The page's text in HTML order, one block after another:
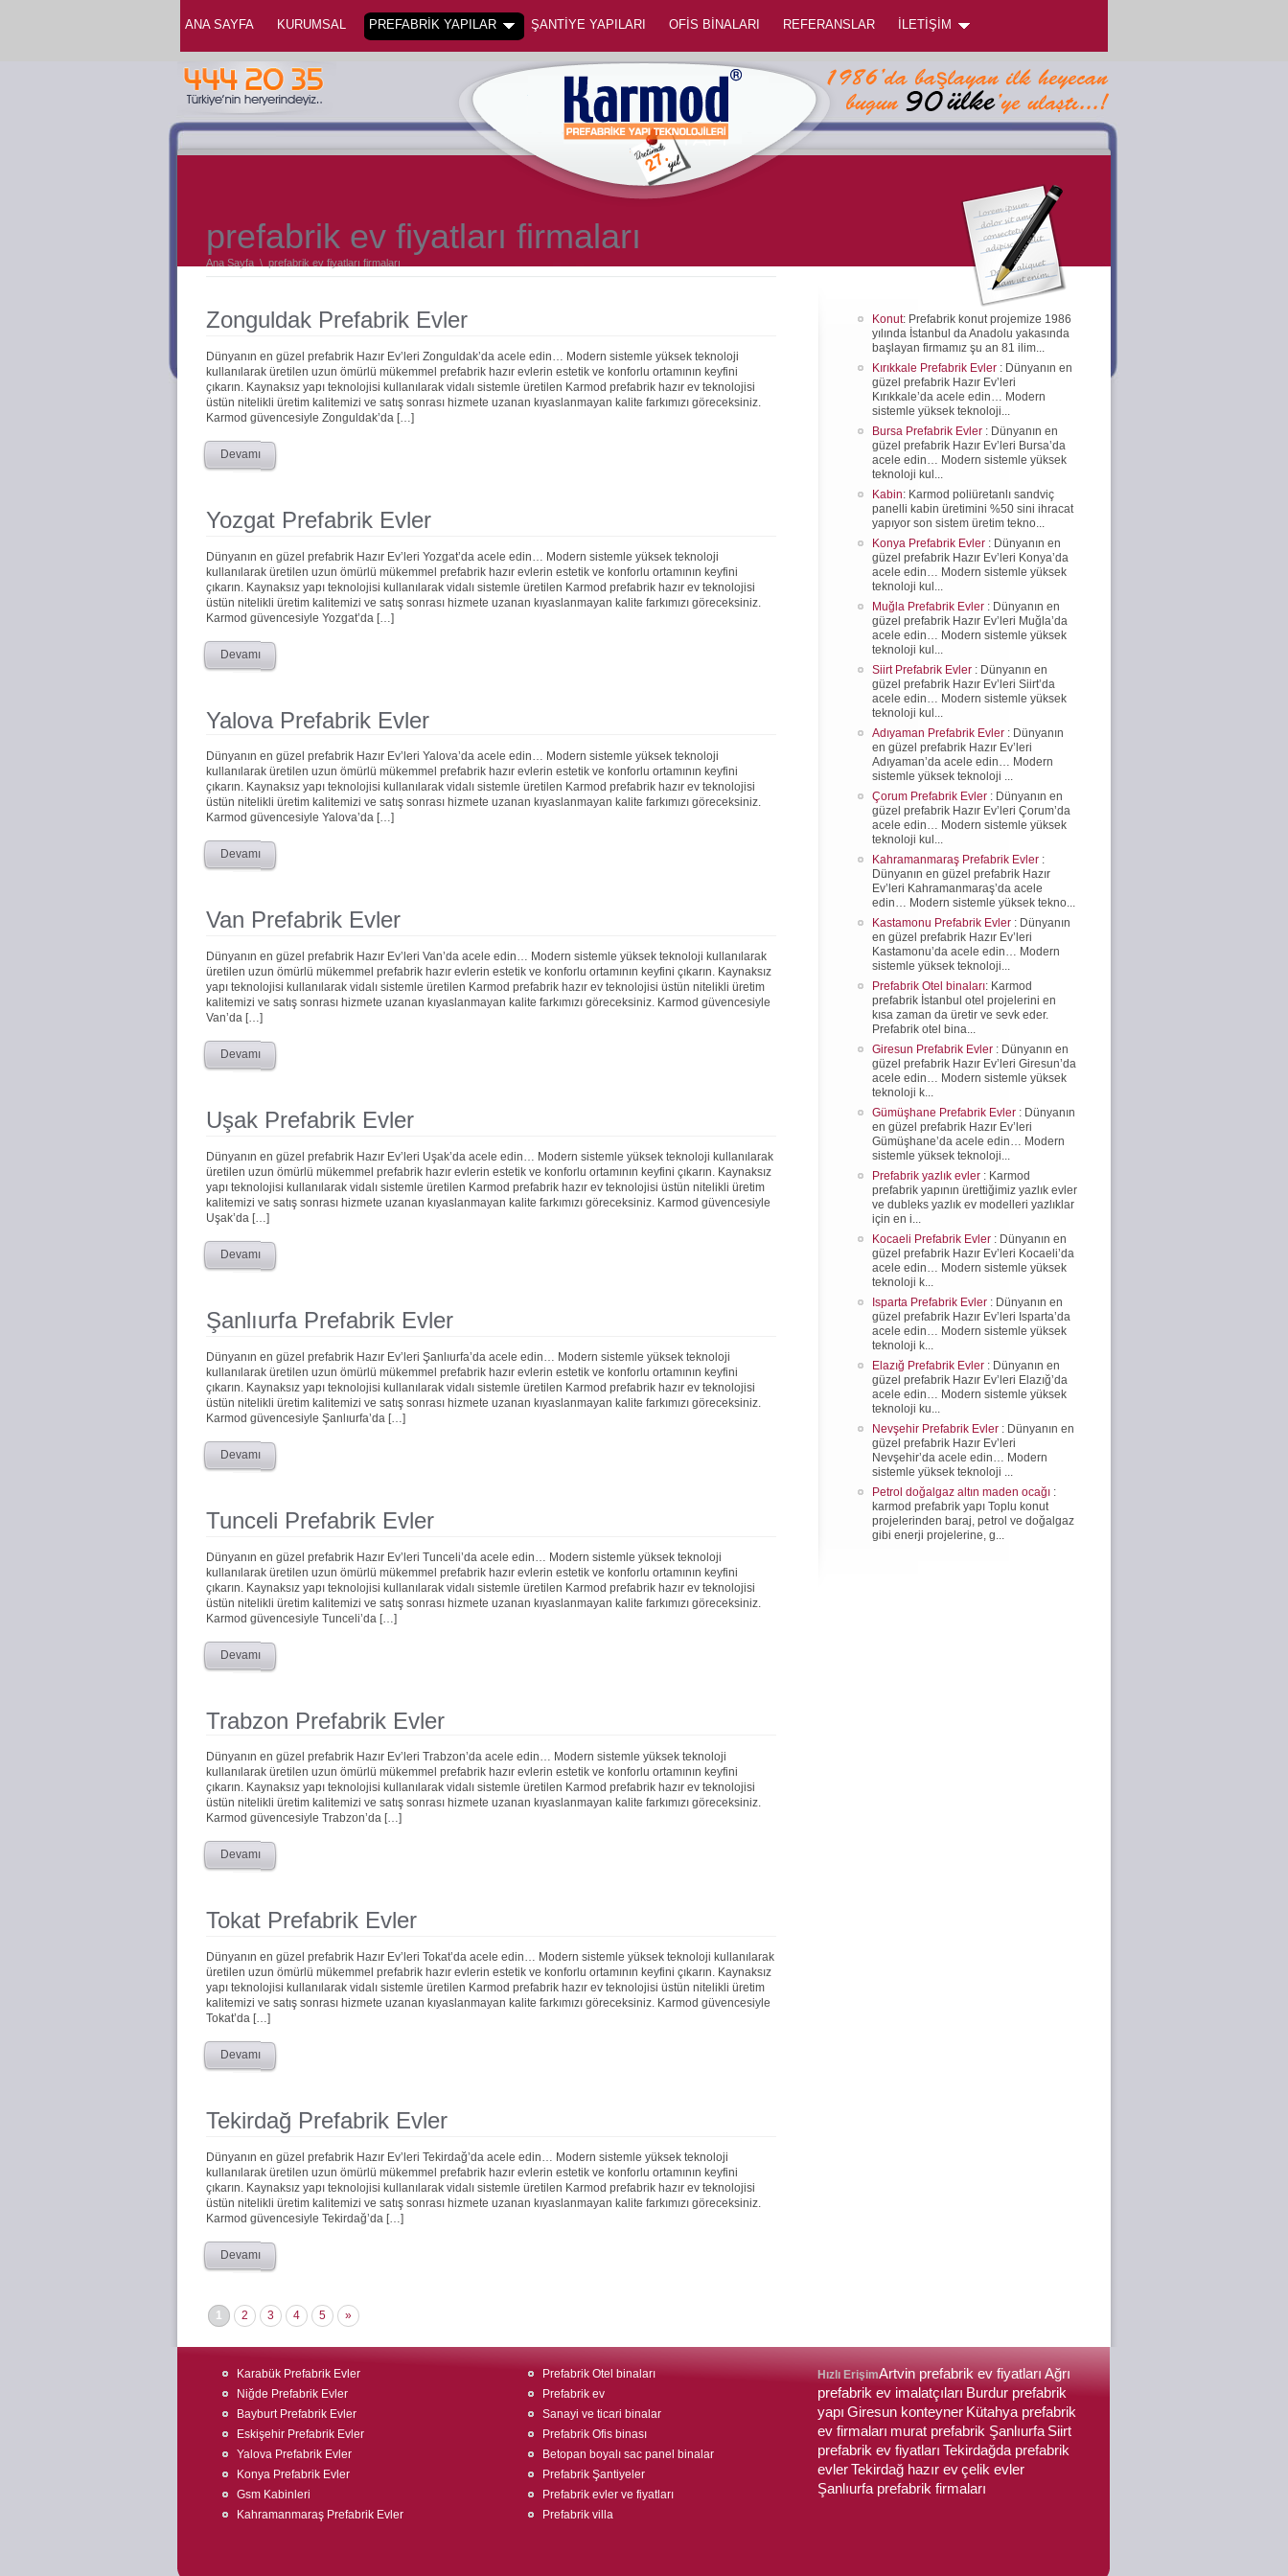
ANA SAYFA KURUMSAL PREFABRİK YAPILAR ŞANTİYE YAPILARI OFİS BİNALARI REFERANSLAR İLETİŞİM
prefabrik ev fiyatları firmaları
Ana Sayfa \ prefabrik ev fiyatları firmaları
Zonguldak Prefabrik Evler
Dünyanın en güzel prefabrik Hazır Ev’leri Zonguldak’da acele edin… Modern sistemle yüksek teknoloji
kullanılarak üretilen uzun ömürlü mükemmel prefabrik hazır evlerin estetik ve konforlu ortamının keyfini
çıkarın. Kaynaksız yapı teknolojisi kullanılarak vidalı sistemle üretilen Karmod prefabrik hazır ev teknolojisi
üstün nitelikli üretim kalitemizi ve satış sonrası hizmete uzanan kıyaslanmayan kalite farkımızı göreceksiniz.
Karmod güvencesiyle Zonguldak’da […]
Devamı
Yozgat Prefabrik Evler
Dünyanın en güzel prefabrik Hazır Ev’leri Yozgat’da acele edin… Modern sistemle yüksek teknoloji
kullanılarak üretilen uzun ömürlü mükemmel prefabrik hazır evlerin estetik ve konforlu ortamının keyfini
çıkarın. Kaynaksız yapı teknolojisi kullanılarak vidalı sistemle üretilen Karmod prefabrik hazır ev teknolojisi
üstün nitelikli üretim kalitemizi ve satış sonrası hizmete uzanan kıyaslanmayan kalite farkımızı göreceksiniz.
Karmod güvencesiyle Yozgat’da […]
Devamı
Yalova Prefabrik Evler
Dünyanın en güzel prefabrik Hazır Ev’leri Yalova’da acele edin… Modern sistemle yüksek teknoloji
kullanılarak üretilen uzun ömürlü mükemmel prefabrik hazır evlerin estetik ve konforlu ortamının keyfini
çıkarın. Kaynaksız yapı teknolojisi kullanılarak vidalı sistemle üretilen Karmod prefabrik hazır ev teknolojisi
üstün nitelikli üretim kalitemizi ve satış sonrası hizmete uzanan kıyaslanmayan kalite farkımızı göreceksiniz.
Karmod güvencesiyle Yalova’da […]
Devamı
Van Prefabrik Evler
Dünyanın en güzel prefabrik Hazır Ev’leri Van’da acele edin… Modern sistemle yüksek teknoloji kullanılarak
üretilen uzun ömürlü mükemmel prefabrik hazır evlerin estetik ve konforlu ortamının keyfini çıkarın. Kaynaksız
yapı teknolojisi kullanılarak vidalı sistemle üretilen Karmod prefabrik hazır ev teknolojisi üstün nitelikli üretim
kalitemizi ve satış sonrası hizmete uzanan kıyaslanmayan kalite farkımızı göreceksiniz. Karmod güvencesiyle
Van’da […]
Devamı
Uşak Prefabrik Evler
Dünyanın en güzel prefabrik Hazır Ev’leri Uşak’da acele edin… Modern sistemle yüksek teknoloji kullanılarak
üretilen uzun ömürlü mükemmel prefabrik hazır evlerin estetik ve konforlu ortamının keyfini çıkarın. Kaynaksız
yapı teknolojisi kullanılarak vidalı sistemle üretilen Karmod prefabrik hazır ev teknolojisi üstün nitelikli üretim
kalitemizi ve satış sonrası hizmete uzanan kıyaslanmayan kalite farkımızı göreceksiniz. Karmod güvencesiyle
Uşak’da […]
Devamı
Şanlıurfa Prefabrik Evler
Dünyanın en güzel prefabrik Hazır Ev’leri Şanlıurfa’da acele edin… Modern sistemle yüksek teknoloji
kullanılarak üretilen uzun ömürlü mükemmel prefabrik hazır evlerin estetik ve konforlu ortamının keyfini
çıkarın. Kaynaksız yapı teknolojisi kullanılarak vidalı sistemle üretilen Karmod prefabrik hazır ev teknolojisi
üstün nitelikli üretim kalitemizi ve satış sonrası hizmete uzanan kıyaslanmayan kalite farkımızı göreceksiniz.
Karmod güvencesiyle Şanlıurfa’da […]
Devamı
Tunceli Prefabrik Evler
Dünyanın en güzel prefabrik Hazır Ev’leri Tunceli’da acele edin… Modern sistemle yüksek teknoloji
kullanılarak üretilen uzun ömürlü mükemmel prefabrik hazır evlerin estetik ve konforlu ortamının keyfini
çıkarın. Kaynaksız yapı teknolojisi kullanılarak vidalı sistemle üretilen Karmod prefabrik hazır ev teknolojisi
üstün nitelikli üretim kalitemizi ve satış sonrası hizmete uzanan kıyaslanmayan kalite farkımızı göreceksiniz.
Karmod güvencesiyle Tunceli’da […]
Devamı
Trabzon Prefabrik Evler
Dünyanın en güzel prefabrik Hazır Ev’leri Trabzon’da acele edin… Modern sistemle yüksek teknoloji
kullanılarak üretilen uzun ömürlü mükemmel prefabrik hazır evlerin estetik ve konforlu ortamının keyfini
çıkarın. Kaynaksız yapı teknolojisi kullanılarak vidalı sistemle üretilen Karmod prefabrik hazır ev teknolojisi
üstün nitelikli üretim kalitemizi ve satış sonrası hizmete uzanan kıyaslanmayan kalite farkımızı göreceksiniz.
Karmod güvencesiyle Trabzon’da […]
Devamı
Tokat Prefabrik Evler
Dünyanın en güzel prefabrik Hazır Ev’leri Tokat’da acele edin… Modern sistemle yüksek teknoloji kullanılarak
üretilen uzun ömürlü mükemmel prefabrik hazır evlerin estetik ve konforlu ortamının keyfini çıkarın. Kaynaksız
yapı teknolojisi kullanılarak vidalı sistemle üretilen Karmod prefabrik hazır ev teknolojisi üstün nitelikli üretim
kalitemizi ve satış sonrası hizmete uzanan kıyaslanmayan kalite farkımızı göreceksiniz. Karmod güvencesiyle
Tokat’da […]
Devamı
Tekirdağ Prefabrik Evler
Dünyanın en güzel prefabrik Hazır Ev’leri Tekirdağ’da acele edin… Modern sistemle yüksek teknoloji
kullanılarak üretilen uzun ömürlü mükemmel prefabrik hazır evlerin estetik ve konforlu ortamının keyfini
çıkarın. Kaynaksız yapı teknolojisi kullanılarak vidalı sistemle üretilen Karmod prefabrik hazır ev teknolojisi
üstün nitelikli üretim kalitemizi ve satış sonrası hizmete uzanan kıyaslanmayan kalite farkımızı göreceksiniz.
Karmod güvencesiyle Tekirdağ’da […]
Devamı
1 2 3 4 5 »
Konut: Prefabrik konut projemize 1986
yılında İstanbul da Anadolu yakasında
başlayan firmamız şu an 81 ilim...
Kırıkkale Prefabrik Evler : Dünyanın en
güzel prefabrik Hazır Ev’leri
Kırıkkale’da acele edin… Modern
sistemle yüksek teknoloji...
Bursa Prefabrik Evler : Dünyanın en
güzel prefabrik Hazır Ev’leri Bursa’da
acele edin… Modern sistemle yüksek
teknoloji kul...
Kabin: Karmod poliüretanlı sandviç
panelli kabin üretimini %50 sini ihracat
yapıyor son sistem üretim tekno...
Konya Prefabrik Evler : Dünyanın en
güzel prefabrik Hazır Ev’leri Konya’da
acele edin… Modern sistemle yüksek
teknoloji kul...
Muğla Prefabrik Evler : Dünyanın en
güzel prefabrik Hazır Ev’leri Muğla’da
acele edin… Modern sistemle yüksek
teknoloji kul...
Siirt Prefabrik Evler : Dünyanın en
güzel prefabrik Hazır Ev’leri Siirt’da
acele edin… Modern sistemle yüksek
teknoloji kul...
Adıyaman Prefabrik Evler : Dünyanın
en güzel prefabrik Hazır Ev’leri
Adıyaman’da acele edin… Modern
sistemle yüksek teknoloji ...
Çorum Prefabrik Evler : Dünyanın en
güzel prefabrik Hazır Ev’leri Çorum’da
acele edin… Modern sistemle yüksek
teknoloji kul...
Kahramanmaraş Prefabrik Evler :
Dünyanın en güzel prefabrik Hazır
Ev’leri Kahramanmaraş’da acele
edin… Modern sistemle yüksek tekno...
Kastamonu Prefabrik Evler : Dünyanın
en güzel prefabrik Hazır Ev’leri
Kastamonu’da acele edin… Modern
sistemle yüksek teknoloji...
Prefabrik Otel binaları: Karmod
prefabrik İstanbul otel projelerini en
kısa zaman da üretir ve sevk eder.
Prefabrik otel bina...
Giresun Prefabrik Evler : Dünyanın en
güzel prefabrik Hazır Ev’leri Giresun’da
acele edin… Modern sistemle yüksek
teknoloji k...
Gümüşhane Prefabrik Evler : Dünyanın
en güzel prefabrik Hazır Ev’leri
Gümüşhane’da acele edin… Modern
sistemle yüksek teknoloji...
Prefabrik yazlık evler : Karmod
prefabrik yapının ürettiğimiz yazlık evler
ve dubleks yazlık ev modelleri yazlıklar
için en i...
Kocaeli Prefabrik Evler : Dünyanın en
güzel prefabrik Hazır Ev’leri Kocaeli’da
acele edin… Modern sistemle yüksek
teknoloji k...
Isparta Prefabrik Evler : Dünyanın en
güzel prefabrik Hazır Ev’leri Isparta’da
acele edin… Modern sistemle yüksek
teknoloji k...
Elazığ Prefabrik Evler : Dünyanın en
güzel prefabrik Hazır Ev’leri Elazığ’da
acele edin… Modern sistemle yüksek
teknoloji ku...
Nevşehir Prefabrik Evler : Dünyanın en
güzel prefabrik Hazır Ev’leri
Nevşehir’da acele edin… Modern
sistemle yüksek teknoloji ...
Petrol doğalgaz altın maden ocağı :
karmod prefabrik yapı Toplu konut
projelerinden baraj, petrol ve doğalgaz
gibi enerji projelerine, g...
Karabük Prefabrik Evler
Niğde Prefabrik Evler
Bayburt Prefabrik Evler
Eskişehir Prefabrik Evler
Yalova Prefabrik Evler
Konya Prefabrik Evler
Gsm Kabinleri
Kahramanmaraş Prefabrik Evler
Prefabrik Otel binaları
Prefabrik ev
Sanayi ve ticari binalar
Prefabrik Ofis binası
Betopan boyalı sac panel binalar
Prefabrik Şantiyeler
Prefabrik evler ve fiyatları
Prefabrik villa
Hızlı ErişimArtvin prefabrik ev fiyatları Ağrı
prefabrik ev imalatçıları Burdur prefabrik
yapı Giresun konteyner Kütahya prefabrik
ev firmaları murat prefabrik Şanlıurfa Siirt
prefabrik ev fiyatları Tekirdağda prefabrik
evlerTekirdağ hazır evçelik evler
Şanlıurfa prefabrik firmaları